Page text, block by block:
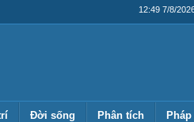
12:49 7/8/
Đời sống Phân tích